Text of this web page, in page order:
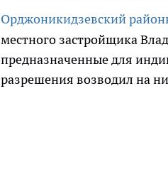
Орджоникидзевский
местного застройщика
предназначенные для
разрешения возводил на